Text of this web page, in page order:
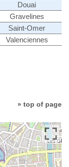
Douai
Gravelines
Saint-Omer
Valenciennes
» top of page